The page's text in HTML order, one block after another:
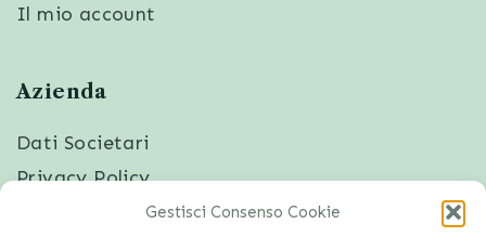
Gestisci Consenso Cookie
Il mio account
Azienda
Dati Societari
Privacy Policy